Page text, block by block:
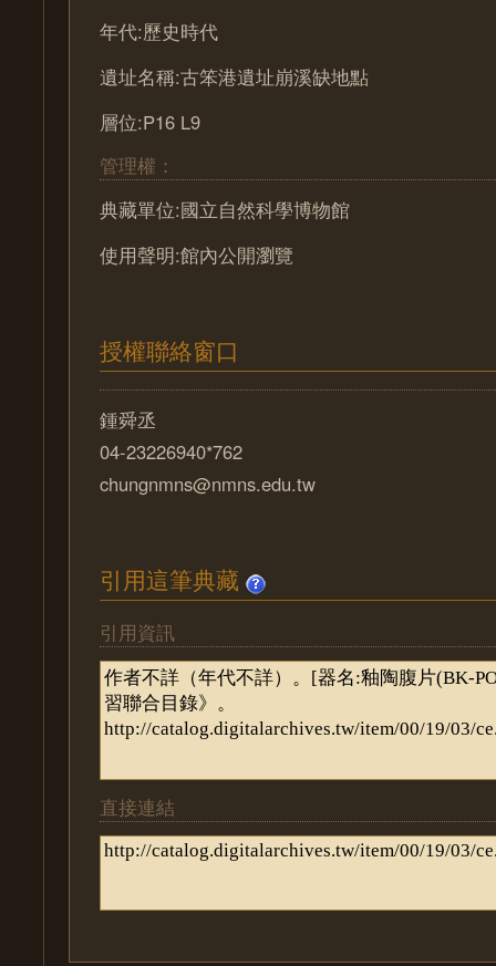
年代:歷史時代
遺址名稱:古笨港遺址崩溪缺地點
層位:P16 L9
管理權：
典藏單位:國立自然科學博物館
使用聲明:館內公開瀏覽
授權聯絡窗口
鍾舜丞
04-23226940*762
chungnmns@nmns.edu.tw
引用這筆典藏
引用資訊
直接連結